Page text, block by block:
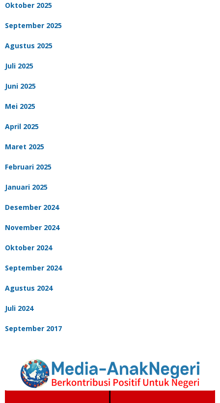
Oktober 2025
September 2025
Agustus 2025
Juli 2025
Juni 2025
Mei 2025
April 2025
Maret 2025
Februari 2025
Januari 2025
Desember 2024
November 2024
Oktober 2024
September 2024
Agustus 2024
Juli 2024
September 2017